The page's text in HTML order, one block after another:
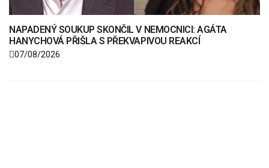
NAPADENÝ SOUKUP SKONČIL V NEMOCNICI: AGÁTA
HANYCHOVÁ PŘIŠLA S PŘEKVAPIVOU REAKCÍ
07/08/2026